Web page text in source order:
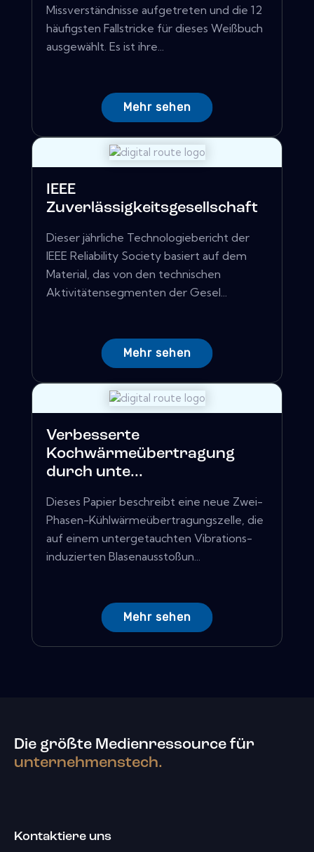
Missverständnisse aufgetreten und die 12
häufigsten Fallstricke für dieses Weißbuch
ausgewählt. Es ist ihre...
Mehr sehen
IEEE
Zuverlässigkeitsgesellschaft
Dieser jährliche Technologiebericht der
IEEE Reliability Society basiert auf dem
Material, das von den technischen
Aktivitätensegmenten der Gesel...
Mehr sehen
Verbesserte
Kochwärmeübertragung
durch unte...
Dieses Papier beschreibt eine neue Zwei-
Phasen-Kühlwärmeübertragungszelle, die
auf einem untergetauchten Vibrations-
induzierten Blasenausstoßun...
Mehr sehen
Die größte Medienressource für
unternehmenstech.
Kontaktiere uns